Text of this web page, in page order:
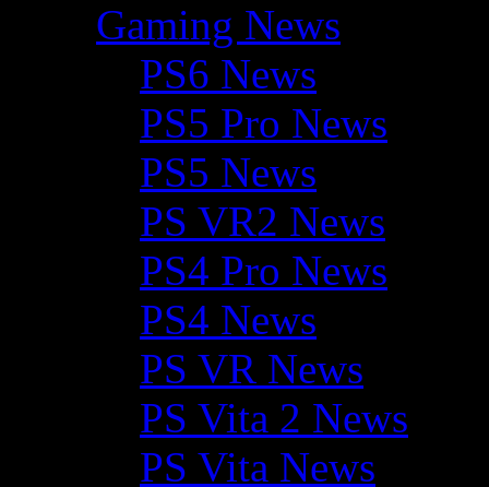
Gaming News
PS6 News
PS5 Pro News
PS5 News
PS VR2 News
PS4 Pro News
PS4 News
PS VR News
PS Vita 2 News
PS Vita News